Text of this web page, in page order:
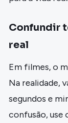
Confundir
real
Em filmes, o
Na realidade,
segundos e
confusão,